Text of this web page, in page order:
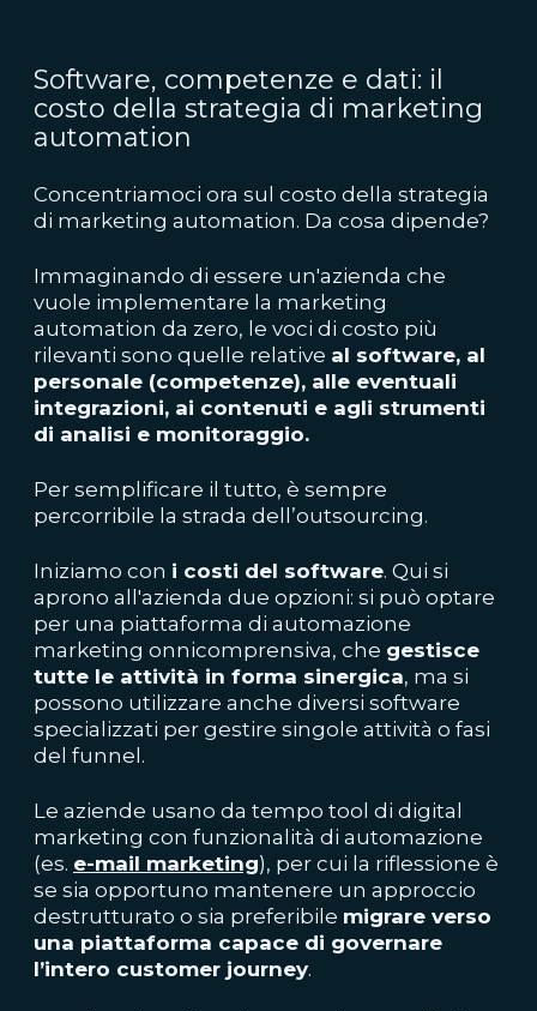
Software, competenze e dati: il
costo della strategia di marketing
automation
Concentriamoci ora sul costo della strategia
di marketing automation. Da cosa dipende?
Immaginando di essere un'azienda che
vuole implementare la marketing
automation da zero, le voci di costo più
rilevanti sono quelle relative al software, al
personale (competenze), alle eventuali
integrazioni, ai contenuti e agli strumenti
di analisi e monitoraggio.
Per semplificare il tutto, è sempre
percorribile la strada dell’outsourcing.
Iniziamo con i costi del software. Qui si
aprono all'azienda due opzioni: si può optare
per una piattaforma di automazione
marketing onnicomprensiva, che gestisce
tutte le attività in forma sinergica, ma si
possono utilizzare anche diversi software
specializzati per gestire singole attività o fasi
del funnel.
Le aziende usano da tempo tool di digital
marketing con funzionalità di automazione
(es. e-mail marketing), per cui la riflessione è
se sia opportuno mantenere un approccio
destrutturato o sia preferibile migrare verso
una piattaforma capace di governare
l’intero customer journey.